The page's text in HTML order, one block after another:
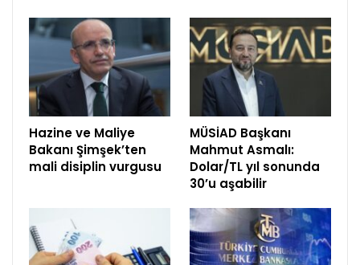
Hazine ve Maliye
Bakanı Şimşek’ten
mali disiplin vurgusu
MÜSİAD Başkanı
Mahmut Asmalı:
Dolar/TL yıl sonunda
30’u aşabilir